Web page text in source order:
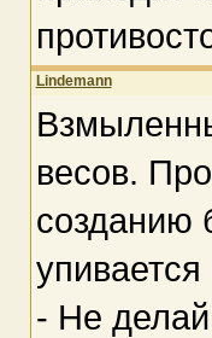
Lindemann
весов.
созданию
- Не